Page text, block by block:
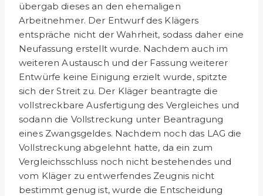
übergab dieses an den ehemaligen
Arbeitnehmer. Der Entwurf des Klägers
entspräche nicht der Wahrheit, sodass daher eine
Neufassung erstellt wurde. Nachdem auch im
weiteren Austausch und der Fassung weiterer
Entwürfe keine Einigung erzielt wurde, spitzte
sich der Streit zu. Der Kläger beantragte die
vollstreckbare Ausfertigung des Vergleiches und
sodann die Vollstreckung unter Beantragung
eines Zwangsgeldes. Nachdem noch das LAG die
Vollstreckung abgelehnt hatte, da ein zum
Vergleichsschluss noch nicht bestehendes und
vom Kläger zu entwerfendes Zeugnis nicht
bestimmt genug ist, wurde die Entscheidung